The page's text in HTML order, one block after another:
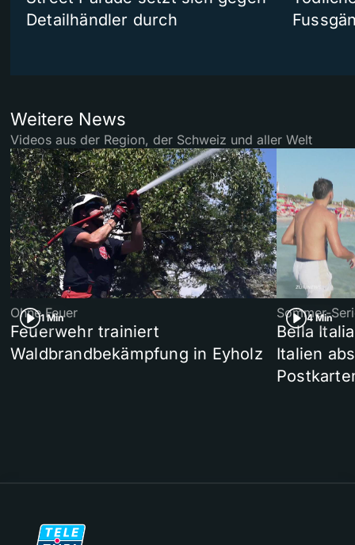
Detailhändler durch
Weitere News
Videos aus der Region, der Schweiz und aller Welt
1 Min
Ohne Feuer
Feuerwehr trainiert
Waldbrandbekämpfung in Eyholz
4 Min
Sommer-
Bella
Italien